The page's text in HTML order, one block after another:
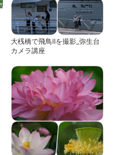
大桟橋で飛鳥Ⅱを撮影_弥生台
カメラ講座